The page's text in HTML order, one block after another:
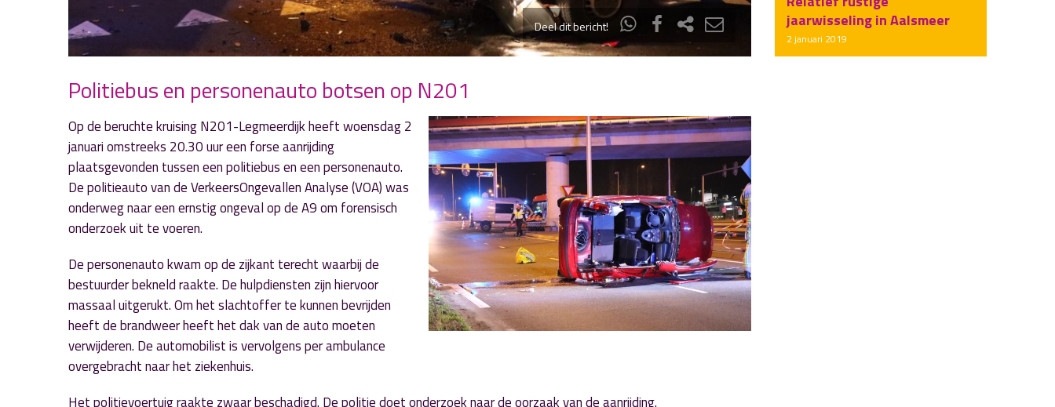
Deel dit bericht!
jaarwisseling in Aalsmeer
2 januari 2019
Politiebus en personenauto botsen op N201
Op de beruchte kruising N201-Legmeerdijk heeft woensdag 2
januari omstreeks 20.30 uur een forse aanrijding
plaatsgevonden tussen een politiebus en een personenauto.
De politieauto van de VerkeersOngevallen Analyse (VOA) was
onderweg naar een ernstig ongeval op de A9 om forensisch
onderzoek uit te voeren.
De personenauto kwam op de zijkant terecht waarbij de
bestuurder bekneld raakte. De hulpdiensten zijn hiervoor
massaal uitgerukt. Om het slachtoffer te kunnen bevrijden
heeft de brandweer heeft het dak van de auto moeten
verwijderen. De automobilist is vervolgens per ambulance
overgebracht naar het ziekenhuis.
Het politievoertuig raakte zwaar beschadigd. De politie doet onderzoek naar de oorzaak van de aanrijding.